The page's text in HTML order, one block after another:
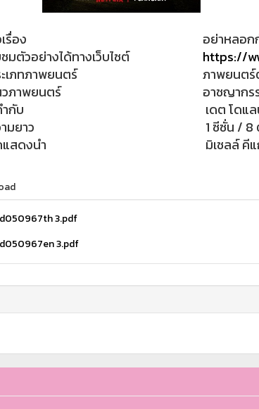
อง
อย่าหลอก
ตัวอย่างได้ทางเว็บไซต์
https://
ภทภาพยนตร์
ภาพยนตร์ต่
ภาพยนตร์
อาชญากร
กับ
เดต โดแ
ยาว
1 ซีซั่น / 8
สดงนำ
มิเชลล์ คีแ
3.pdf
3.pdf